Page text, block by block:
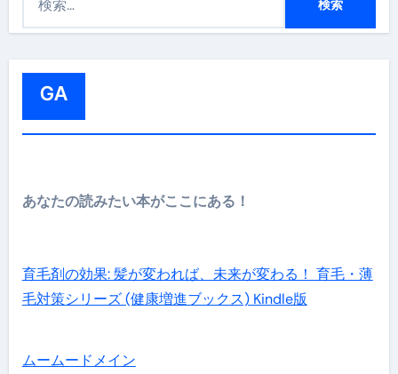
GA
あなたの読みたい本がここにある！
育毛剤の効果: 髪が変われば、未来が変わる！ 育毛・薄
毛対策シリーズ (健康増進ブックス) Kindle版
ムームードメイン